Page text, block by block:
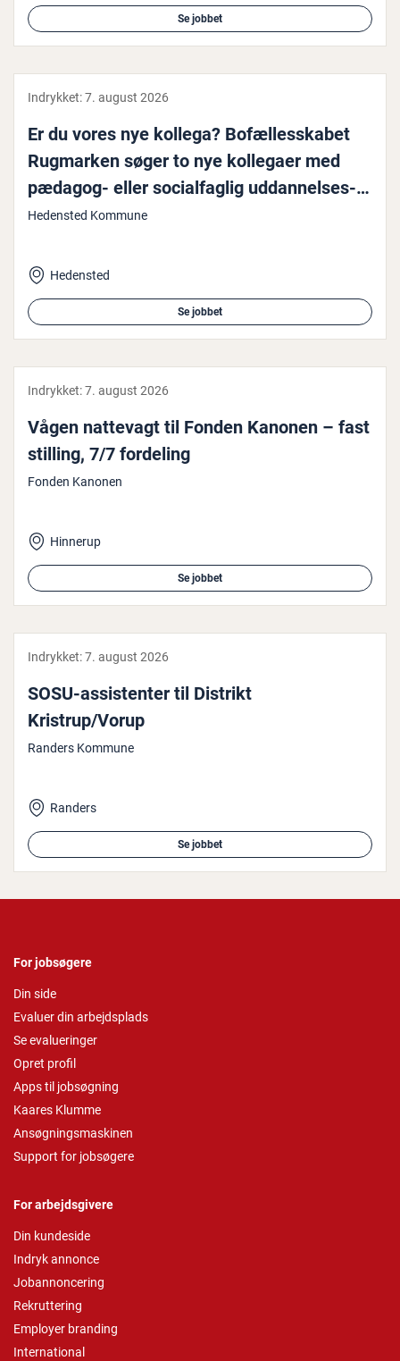
Se jobbet
Indrykket:7. august 2026
Er du vores nye kollega? Bo­fæl­les­ska­bet
Rugmarken søger to nye kollegaer med
pædagog- eller so­ci­al­fag­lig ud­dan­nel­ses­
bag­grund
Hedensted Kommune
Hedensted
Se jobbet
Indrykket:7. august 2026
Vågen nattevagt til Fonden Kanonen – fast
stilling, 7/7 fordeling
Fonden Kanonen
Hinnerup
Se jobbet
Indrykket:7. august 2026
SOSU-as­si­sten­ter til Distrikt
Kristrup/Vorup
Randers Kommune
Randers
Se jobbet
For jobsøgere
Din side
Evaluer din arbejdsplads
Se evalueringer
Opret profil
Apps til jobsøgning
Kaares Klumme
Ansøgningsmaskinen
Support for jobsøgere
For arbejdsgivere
Din kundeside
Indryk annonce
Jobannoncering
Rekruttering
Employer branding
International